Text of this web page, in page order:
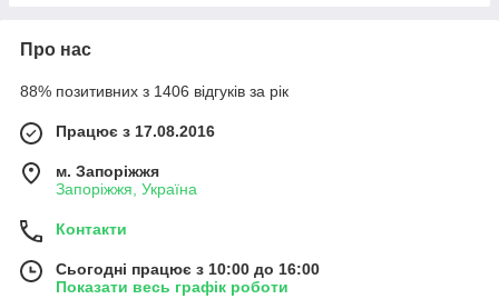
Про нас
88% позитивних з 1406 відгуків за рік
Працює з 17.08.2016
м. Запоріжжя
Запоріжжя, Україна
Контакти
Сьогодні працює з 10:00 до 16:00
Показати весь графік роботи